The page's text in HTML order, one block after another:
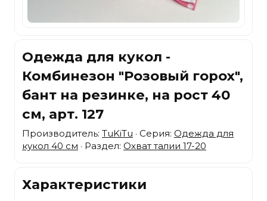
Одежда для кукол -
Комбинезон "Розовый горох",
бант на резинке, на рост 40
см, арт. 127
Производитель: TuKiTu · Серия: Одежда для
кукол 40 см · Раздел: Охват талии 17-20
Характеристики